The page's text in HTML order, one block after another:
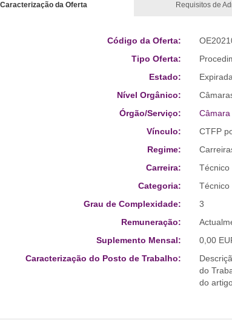
Caracterização da Oferta Requisitos de
Código da Oferta:
Tipo Oferta:
Estado:
Expirada
Nível Orgânico:
Órgão/Serviço:
Vínculo:
CTFP
Regime:
Carreira:
Técnico
Categoria:
Técnico
Grau de Complexidade:
3
Remuneração:
Suplemento Mensal:
0,00
Caracterização do Posto de Trabalho:
do
do